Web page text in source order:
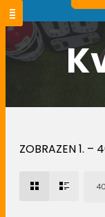
ZOBRAZEN 1. –
40